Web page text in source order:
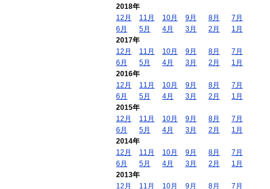
2018年
12月
11月 10月 9月 8月
7月
6月
5月 4月 3月 2月
1月
2017年
12月
11月 10月 9月 8月
7月
6月
5月 4月 3月 2月
1月
2016年
12月
11月 10月 9月 8月
7月
6月
5月 4月 3月 2月
1月
2015年
12月
11月 10月 9月 8月
7月
6月
5月 4月 3月 2月
1月
2014年
12月
11月 10月 9月 8月
7月
6月
5月 4月 3月 2月
1月
2013年
12月
11月 10月 9月 8月 7月